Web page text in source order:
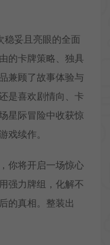
稳妥且亮眼的全面
的卡牌策略、独具
兼顾了故事体验与
是喜欢剧情向、卡
星际冒险中收获惊
戏续作。
你将开启一场惊心
强力牌组，化解不
的真相。整装出